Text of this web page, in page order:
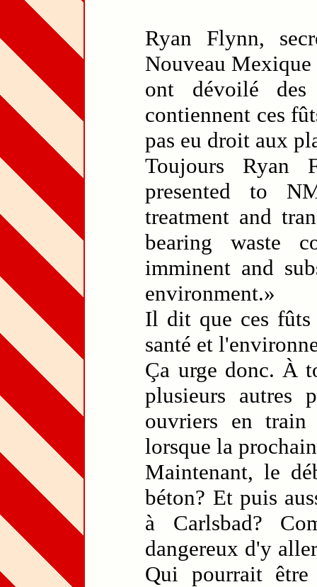
Ryan Flynn,
Nouveau
ont dévoilé
contiennent ces
pas eu droit aux
Toujours Ryan
presented to
treatment and
bearing waste
imminent and
environment.»
Il dit que ces fûts
santé et
Ça urge donc. À
plusieurs autres
ouvriers en
lorsque la
Maintenant, le
béton? Et puis
à Carlsbad?
dangereux d'y
Qui pourrait